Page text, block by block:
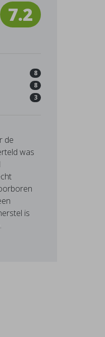
7.2
8
8
3
de
was
is